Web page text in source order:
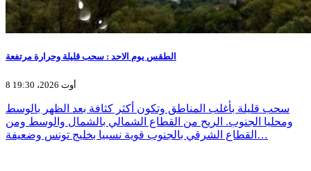
الطقس يوم الاحد : سحب قليلة وحرارة مرتفعة
8 أوت 2026، 19:30
سحب قليلة بأغلب المناطق وتكون أكثر كثافة بعد الظهر بالوسط
ومحليا الجنوب. الريح من القطاع الشمالي بالشمال والوسط ومن
القطاع الشرقي بالجنوب قوية نسبيا بخليج تونس وضعيفة…